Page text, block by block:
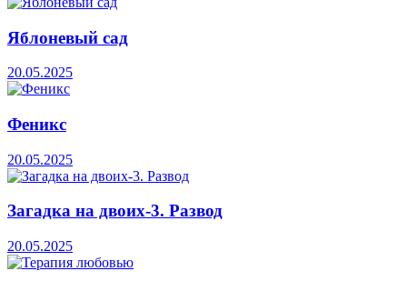
Яблоневый сад
20.05.2025
Феникс
20.05.2025
Загадка на двоих-3. Развод
20.05.2025